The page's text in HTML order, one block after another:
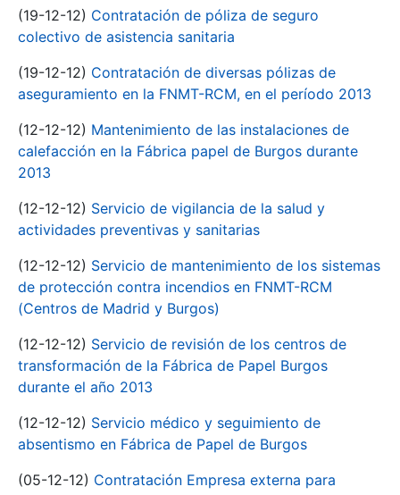
(19-12-12) Contratación de póliza de seguro
colectivo de asistencia sanitaria
(19-12-12) Contratación de diversas pólizas de
aseguramiento en la FNMT-RCM, en el período 2013
(12-12-12) Mantenimiento de las instalaciones de
calefacción en la Fábrica papel de Burgos durante
2013
(12-12-12) Servicio de vigilancia de la salud y
actividades preventivas y sanitarias
(12-12-12) Servicio de mantenimiento de los sistemas
de protección contra incendios en FNMT-RCM
(Centros de Madrid y Burgos)
(12-12-12) Servicio de revisión de los centros de
transformación de la Fábrica de Papel Burgos
durante el año 2013
(12-12-12) Servicio médico y seguimiento de
absentismo en Fábrica de Papel de Burgos
(05-12-12) Contratación Empresa externa para